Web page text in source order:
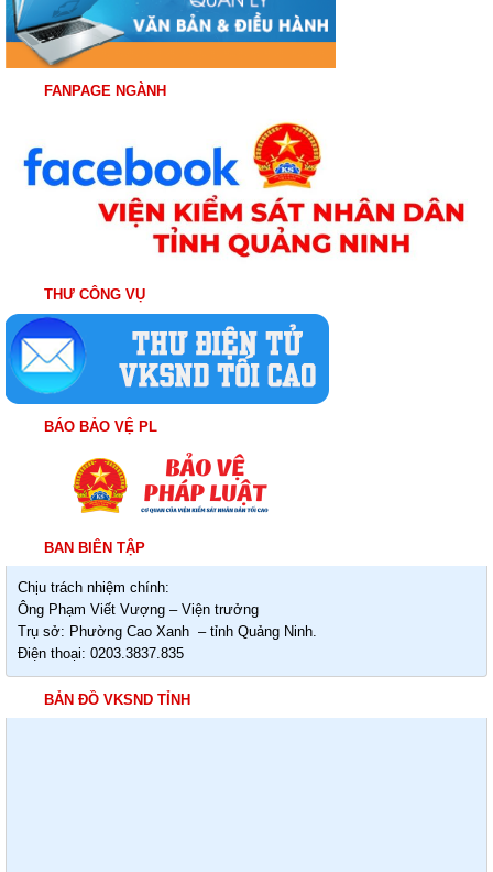
FANPAGE NGÀNH
THƯ CÔNG VỤ
BÁO BẢO VỆ PL
BAN BIÊN TẬP
Chịu trách nhiệm chính:
Ông Phạm Viết Vượng – Viện trưởng
Trụ sở: Phường Cao Xanh – tỉnh Quảng Ninh.
Điện thoại: 0203.3837.835
BẢN ĐỒ VKSND TỈNH